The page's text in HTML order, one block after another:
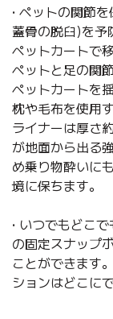
• ペットの関節
蓋骨の脱臼)を予
ペットカートで
ペットと足の関
ペットカートを
枕や毛布を使用
ライナーは厚さ
が地面から出る
め乗り物酔いに
境に保ちます。
• いつでもどこ
の固定スナップ
ことができます
ションはどこに